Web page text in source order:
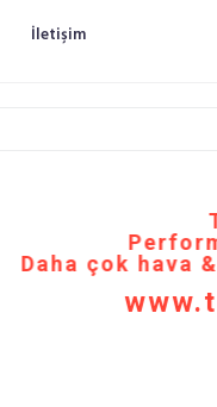
İletişim
Daha çok hava